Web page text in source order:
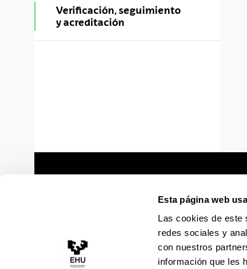
Esta página web
Las cookies de este
redes sociales y
con nuestros
información que les
Verificación, seguimiento
y acreditación